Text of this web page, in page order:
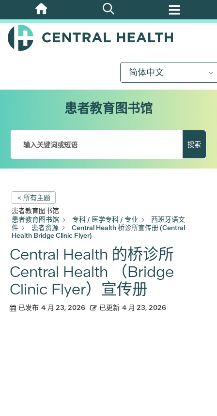
跳
至
主
简体中文
患者教育图书馆
搜索
< 所有主题
患者教育图书馆
患者教育图书馆
专科 / 医学专科 / 专业
西班牙语文
件
患者资源
Central Health 桥诊所宣传册 (Central
Health Bridge Clinic Flyer)
Central Health 的桥诊所
Central Health （Bridge
Clinic Flyer）宣传册
已发布 4 月 23, 2026 已更新 4 月 23, 2026